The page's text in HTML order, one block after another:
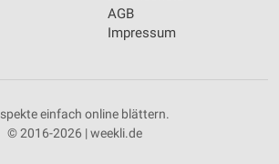
AGB
Impressum
einfach online blättern.
© 2016-2026 | weekli.de